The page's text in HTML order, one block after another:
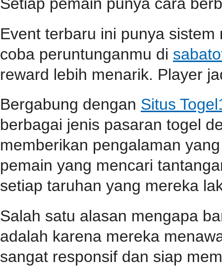
Setiap pemain punya cara
Event terbaru ini punya
coba peruntunganmu di
reward lebih menarik. Player
Bergabung dengan Situs
berbagai jenis pasaran togel
memberikan pengalaman
pemain yang mencari
setiap taruhan yang mereka
Salah satu alasan mengapa
adalah karena mereka
sangat responsif dan siap